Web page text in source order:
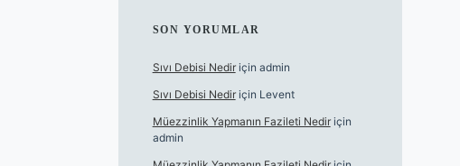
SON YORUMLAR
Sıvı Debisi Nediriçin admin
Sıvı Debisi Nediriçin Levent
Müezzinlik Yapmanın Fazileti Nediriçin
admin